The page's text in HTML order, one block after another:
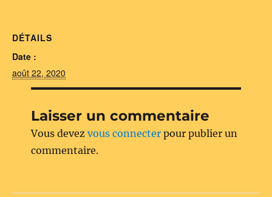
DÉTAILS
Date :
août 22, 2020
Laisser un commentaire
Vous devezvous connecter pour publier un
commentaire.